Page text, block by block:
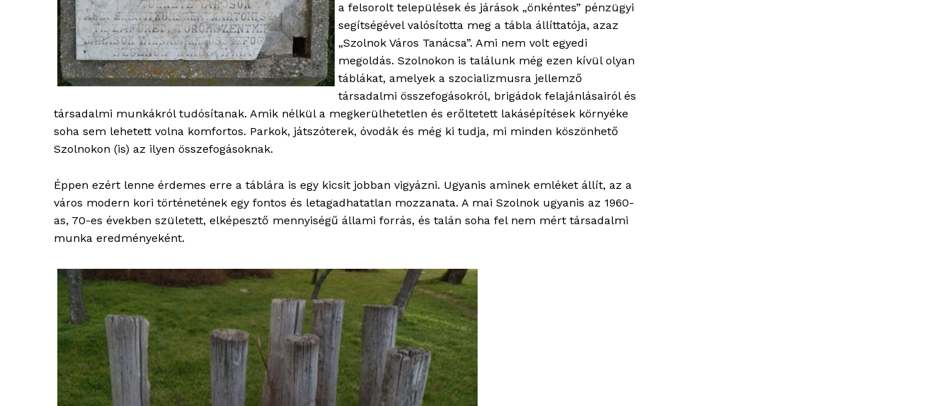
ELŐFIZETÉS
Kapcsolat
Hirdetés
a felsorolt települések és járások „önkéntes” pénzügyi
segítségével valósította meg a tábla állíttatója, azaz
„Szolnok Város Tanácsa”. Ami nem volt egyedi
megoldás. Szolnokon is találunk még ezen kívül olyan
táblákat, amelyek a szocializmusra jellemző
társadalmi összefogásokról, brigádok felajánlásairól és
társadalmi munkákról tudósítanak. Amik nélkül a megkerülhetetlen és erőltetett lakásépítések környéke
soha sem lehetett volna komfortos. Parkok, játszóterek, óvodák és még ki tudja, mi minden köszönhető
Szolnokon (is) az ilyen összefogásoknak.
Éppen ezért lenne érdemes erre a táblára is egy kicsit jobban vigyázni. Ugyanis aminek emléket állít, az a
város modern kori történetének egy fontos és letagadhatatlan mozzanata. A mai Szolnok ugyanis az 1960-
as, 70-es években született, elképesztő mennyiségű állami forrás, és talán soha fel nem mért társadalmi
munka eredményeként.